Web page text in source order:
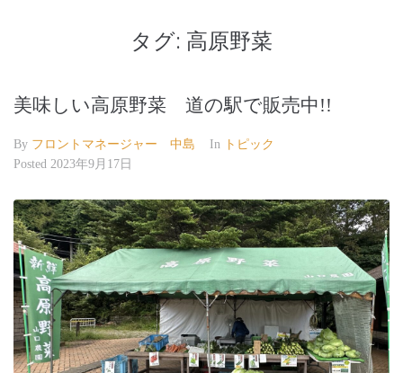
タグ: 高原野菜
美味しい高原野菜 道の駅で販売中!!
By フロントマネージャー 中島 In
トピック
Posted 2023年9月17日